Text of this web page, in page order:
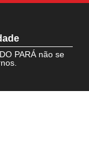
PARÁ não se